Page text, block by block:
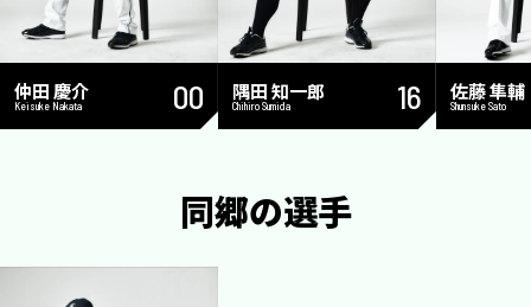
仲田 慶介
Keisuke Nakata 00 隅田 知一郎
Chihiro Sumida 16 佐藤 隼輔
Shunsuke Sato
同郷の選手